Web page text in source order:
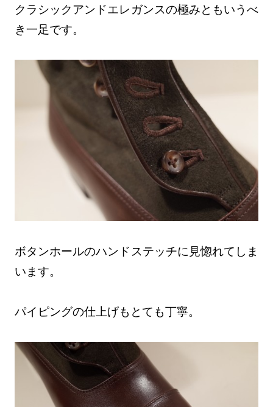
クラシックアンドエレガンスの極みともいうべ
き一足です。
ボタンホールのハンドステッチに見惚れてしま
います。
パイピングの仕上げもとても丁寧。